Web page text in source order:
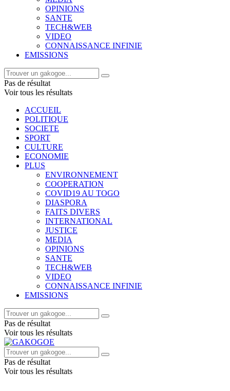
OPINIONS
SANTE
TECH&WEB
VIDEO
CONNAISSANCE INFINIE
EMISSIONS
Pas de résultat
Voir tous les résultats
ACCUEIL
POLITIQUE
SOCIETE
SPORT
CULTURE
ECONOMIE
PLUS
ENVIRONNEMENT
COOPERATION
COVID19 AU TOGO
DIASPORA
FAITS DIVERS
INTERNATIONAL
JUSTICE
MEDIA
OPINIONS
SANTE
TECH&WEB
VIDEO
CONNAISSANCE INFINIE
EMISSIONS
Pas de résultat
Voir tous les résultats
Pas de résultat
Voir tous les résultats